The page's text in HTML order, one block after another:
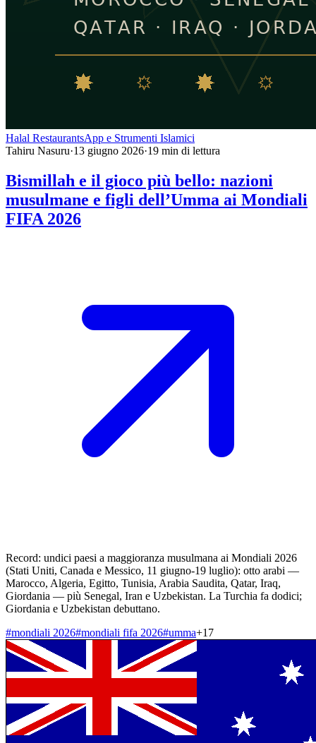
Halal RestaurantsApp e Strumenti Islamici
Tahiru Nasuru·13 giugno 2026·19 min di lettura
Bismillah e il gioco più bello: nazioni
musulmane e figli dell’Umma ai Mondiali
FIFA 2026
Record: undici paesi a maggioranza musulmana ai Mondiali 2026
(Stati Uniti, Canada e Messico, 11 giugno-19 luglio): otto arabi —
Marocco, Algeria, Egitto, Tunisia, Arabia Saudita, Qatar, Iraq,
Giordania — più Senegal, Iran e Uzbekistan. La Turchia fa dodici;
Giordania e Uzbekistan debuttano.
#mondiali 2026#mondiali fifa 2026#umma+17